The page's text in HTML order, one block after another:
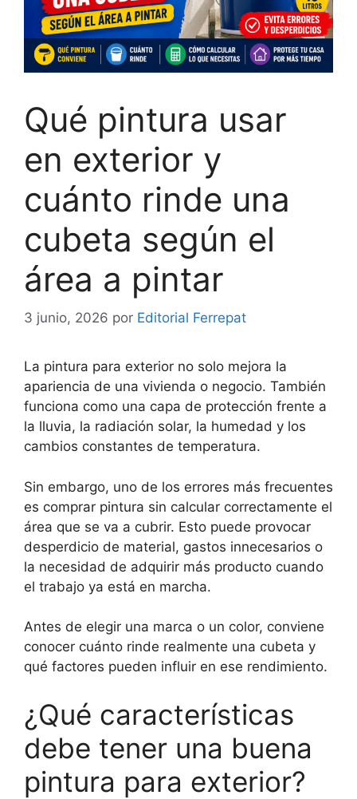
Qué pintura usar
en exterior y
cuánto rinde una
cubeta según el
área a pintar
3 junio, 2026 por Editorial Ferrepat
La pintura para exterior no solo mejora la
apariencia de una vivienda o negocio. También
funciona como una capa de protección frente a
la lluvia, la radiación solar, la humedad y los
cambios constantes de temperatura.
Sin embargo, uno de los errores más frecuentes
es comprar pintura sin calcular correctamente el
área que se va a cubrir. Esto puede provocar
desperdicio de material, gastos innecesarios o
la necesidad de adquirir más producto cuando
el trabajo ya está en marcha.
Antes de elegir una marca o un color, conviene
conocer cuánto rinde realmente una cubeta y
qué factores pueden influir en ese rendimiento.
¿Qué características
debe tener una buena
pintura para exterior?